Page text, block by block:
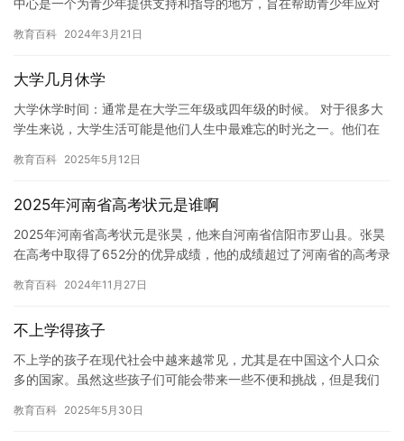
中心是一个为青少年提供支持和指导的地方，旨在帮助青少年应对
题…
教育百科 2024年3月21日
大学几月休学
大学休学时间：通常是在大学三年级或四年级的时候。 对于很多大
学生来说，大学生活可能是他们人生中最难忘的时光之一。他们在
路打…
教育百科 2025年5月12日
2025年河南省高考状元是谁啊
2025年河南省高考状元是张昊，他来自河南省信阳市罗山县。张昊
在高考中取得了652分的优异成绩，他的成绩超过了河南省的高考录
教育百科 2024年11月27日
不上学得孩子
不上学的孩子在现代社会中越来越常见，尤其是在中国这个人口众
多的国家。虽然这些孩子们可能会带来一些不便和挑战，但是我们
自己的…
教育百科 2025年5月30日